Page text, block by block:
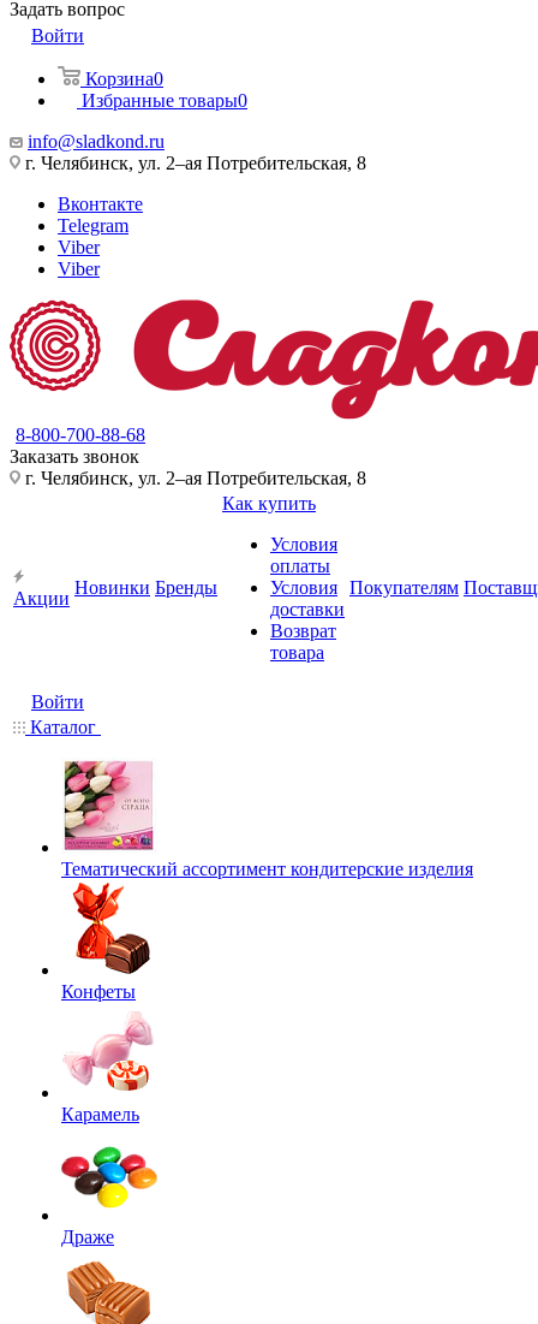
Задать вопрос
Войти
Корзина0
Избранные товары0
info@sladkond.ru
г. Челябинск, ул. 2–ая Потребительская, 8
Вконтакте
Telegram
Viber
Viber
8-800-700-88-68
Заказать звонок
г. Челябинск, ул. 2–ая Потребительская, 8
Акции
Новинки Бренды
Как купить
Условия
оплаты
Условия
доставки
Возврат
товара
Покупателям
Войти
Каталог
Тематический ассортимент кондитерские изделия
Конфеты
Карамель
Драже